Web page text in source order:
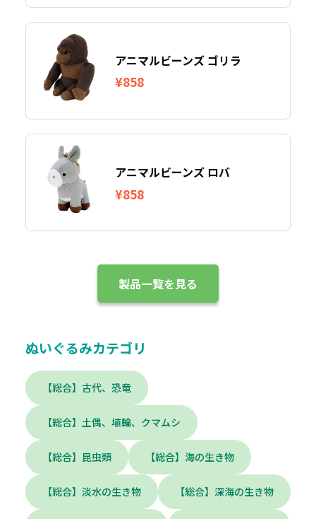
アニマルビーンズ ゴリラ
¥858
アニマルビーンズ ロバ
¥858
製品一覧を見る
ぬいぐるみカテゴリ
【総合】古代、恐竜
【総合】土偶、埴輪、クマムシ
【総合】昆虫類 【総合】海の生き物
【総合】淡水の生き物 【総合】深海の生き物